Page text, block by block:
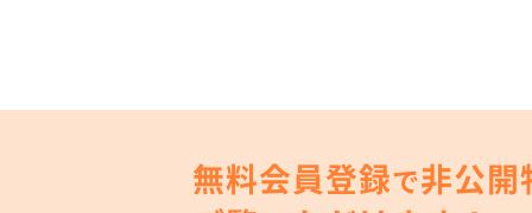
無料会員登録で非公開